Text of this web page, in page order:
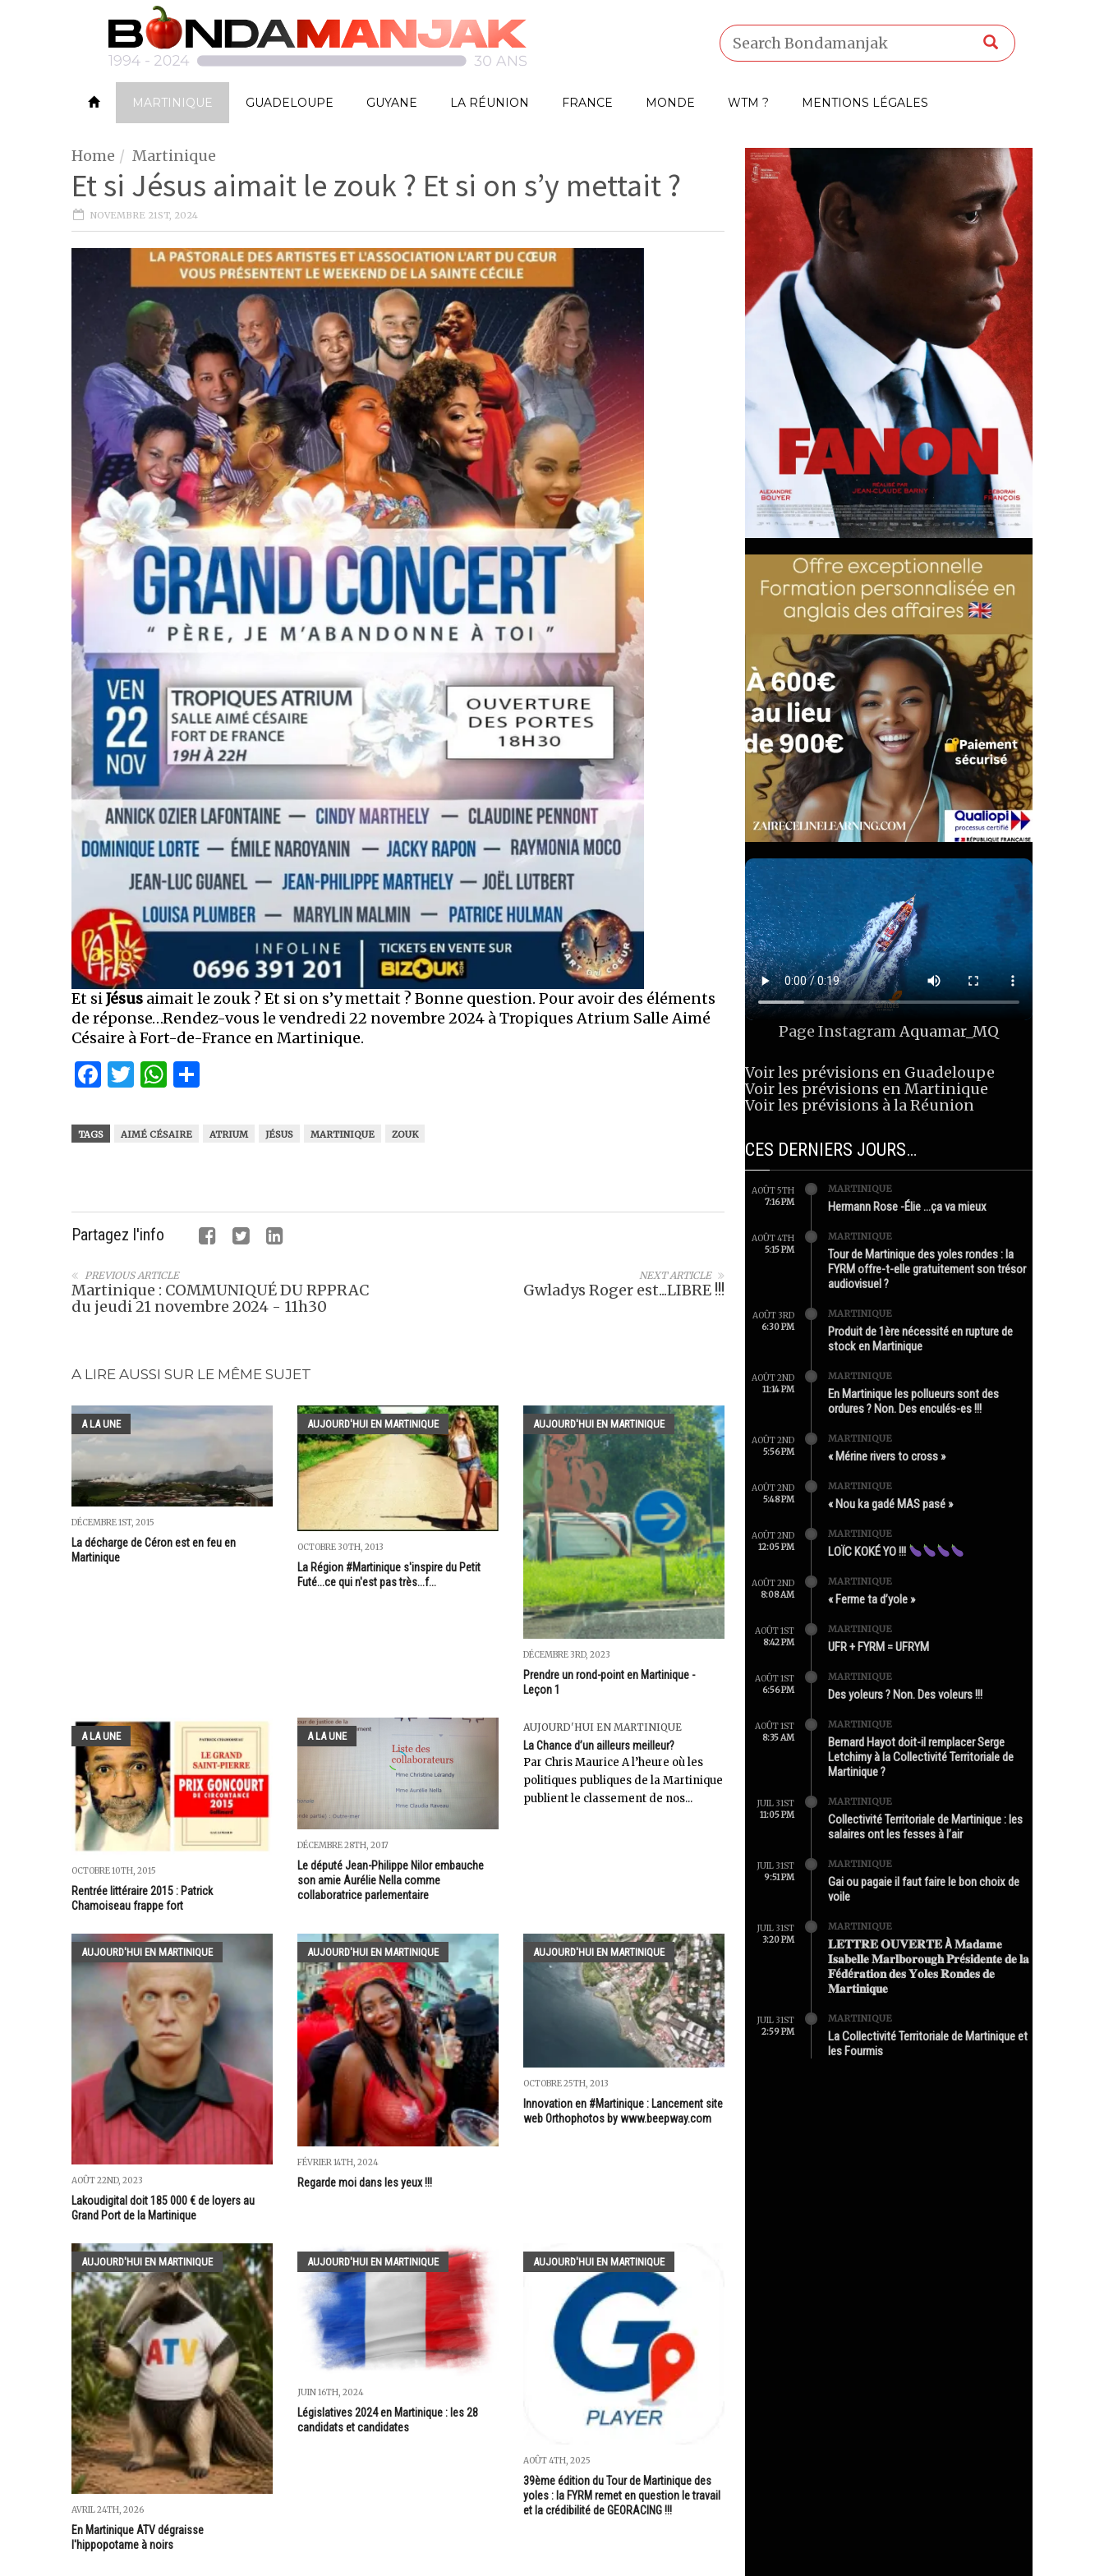
MARTINIQUE GUADELOUPE GUYANE LA RÉUNION FRANCE MONDE WTM ? MENTIONS LÉGALES
Home Martinique
Et si Jésus aimait le zouk ? Et si on s’y mettait ?
NOVEMBRE 21ST, 2024
Et siJésus aimait le zouk ? Et si on s’y mettait ? Bonne question. Pour avoir des éléments
de réponse…Rendez-vous le vendredi 22 novembre 2024 à Tropiques Atrium Salle Aimé
Césaire à Fort-de-France en Martinique.
Facebook
Twitter
WhatsApp
TAGS AIMÉ CÉSAIRE ATRIUM JÉSUS MARTINIQUE ZOUK
Partagez l'info
NEXT ARTICLE
Gwladys Roger est...LIBRE !!!
PREVIOUS ARTICLE
Martinique : COMMUNIQUÉ DU RPPRAC
du jeudi 21 novembre 2024 - 11h30
A LIRE AUSSI SUR LE MÊME SUJET
A LA UNE
DÉCEMBRE 1ST, 2015
La décharge de Céron est en feu en
Martinique
AUJOURD'HUI EN MARTINIQUE
OCTOBRE 30TH, 2013
La Région #Martinique s'inspire du Petit
Futé...ce qui n'est pas très...f...
AUJOURD'HUI EN MARTINIQUE
DÉCEMBRE 3RD, 2023
Prendre un rond-point en Martinique -
Leçon 1
A LA UNE
OCTOBRE 10TH, 2015
Rentrée littéraire 2015 : Patrick
Chamoiseau frappe fort
A LA UNE
DÉCEMBRE 28TH, 2017
Le député Jean-Philippe Nilor embauche
son amie Aurélie Nella comme
collaboratrice parlementaire
AUJOURD'HUI EN MARTINIQUE
La Chance d’un ailleurs meilleur?
Par Chris Maurice A l’heure où les
politiques publiques de la Martinique
publient le classement de nos...
AUJOURD'HUI EN MARTINIQUE
AOÛT 22ND, 2023
Lakoudigital doit 185 000 € de loyers au
Grand Port de la Martinique
AUJOURD'HUI EN MARTINIQUE
FÉVRIER 14TH, 2024
Regarde moi dans les yeux !!!
AUJOURD'HUI EN MARTINIQUE
OCTOBRE 25TH, 2013
Innovation en #Martinique : Lancement site
web Orthophotos by www.beepway.com
AUJOURD'HUI EN MARTINIQUE
AVRIL 24TH, 2026
En Martinique ATV dégraisse
l'hippopotame à noirs
AUJOURD'HUI EN MARTINIQUE
JUIN 16TH, 2024
Législatives 2024 en Martinique : les 28
candidats et candidates
AUJOURD'HUI EN MARTINIQUE
AOÛT 4TH, 2025
39ème édition du Tour de Martinique des
yoles : la FYRM remet en question le travail
et la crédibilité de GEORACING !!!
Page InstagramAquamar_MQ
Voir les prévisions en Guadeloupe
Voir les prévisions en Martinique
Voir les prévisions à la Réunion
CES DERNIERS JOURS…
AOÛT 5TH
7:16 PM
MARTINIQUE
Hermann Rose -Élie …ça va mieux
AOÛT 4TH
5:15 PM
MARTINIQUE
Tour de Martinique des yoles rondes : la
FYRM offre-t-elle gratuitement son trésor
audiovisuel ?
AOÛT 3RD
6:30 PM
MARTINIQUE
Produit de 1ère nécessité en rupture de
stock en Martinique
AOÛT 2ND
11:14 PM
MARTINIQUE
En Martinique les pollueurs sont des
ordures ? Non. Des enculés-es !!!
AOÛT 2ND
5:56 PM
MARTINIQUE
« Mérine rivers to cross »
AOÛT 2ND
5:48 PM
MARTINIQUE
« Nou ka gadé MAS pasé »
AOÛT 2ND
12:05 PM
MARTINIQUE
LOÏC KOKÉ YO !!!
AOÛT 2ND
8:08 AM
MARTINIQUE
« Ferme ta d’yole »
AOÛT 1ST
8:42 PM
MARTINIQUE
UFR + FYRM = UFRYM
AOÛT 1ST
6:56 PM
MARTINIQUE
Des yoleurs ? Non. Des voleurs !!!
AOÛT 1ST
8:35 AM
MARTINIQUE
Bernard Hayot doit-il remplacer Serge
Letchimy à la Collectivité Territoriale de
Martinique ?
JUIL 31ST
11:05 PM
MARTINIQUE
Collectivité Territoriale de Martinique : les
salaires ont les fesses à l’air
JUIL 31ST
9:51 PM
MARTINIQUE
Gai ou pagaie il faut faire le bon choix de
voile
JUIL 31ST
3:20 PM
MARTINIQUE
𝐋𝐄𝐓𝐓𝐑𝐄 𝐎𝐔𝐕𝐄𝐑𝐓𝐄 À 𝐌𝐚𝐝𝐚𝐦𝐞
𝐈𝐬𝐚𝐛𝐞𝐥𝐥𝐞 𝐌𝐚𝐫𝐥𝐛𝐨𝐫𝐨𝐮𝐠𝐡 𝐏𝐫é𝐬𝐢𝐝𝐞𝐧𝐭𝐞 𝐝𝐞 𝐥𝐚
𝐅é𝐝é𝐫𝐚𝐭𝐢𝐨𝐧 𝐝𝐞𝐬 𝐘𝐨𝐥𝐞𝐬 𝐑𝐨𝐧𝐝𝐞𝐬 𝐝𝐞
𝐌𝐚𝐫𝐭𝐢𝐧𝐢𝐪𝐮𝐞
JUIL 31ST
2:59 PM
MARTINIQUE
La Collectivité Territoriale de Martinique et
les Fourmis